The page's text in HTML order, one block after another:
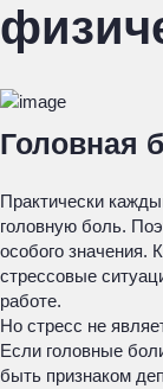
Головная
Практически
головную боль.
особого значения.
стрессовые
работе.
Но стресс не
Если головные
быть признаком